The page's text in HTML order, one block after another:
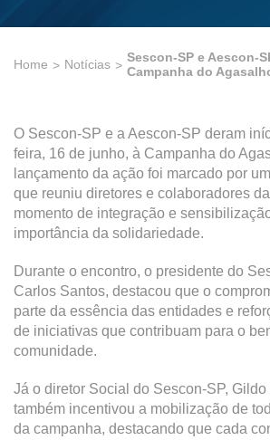
Home Notícias
Sescon-SP e Aescon-
Campanha do
O Sescon-SP e a Aescon-SP deram
feira, 16 de junho, à Campanha do
lançamento da ação foi marcado por
que reuniu diretores e colaboradores
momento de integração e
importância da solidariedade.
Durante o encontro, o presidente do
Carlos Santos, destacou que o
parte da essência das entidades e
de iniciativas que contribuam para o
comunidade.
Já o diretor Social do Sescon-SP,
também incentivou a mobilização de
da campanha, destacando que cada